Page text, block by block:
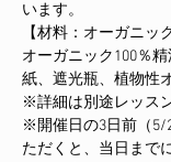
います。
【材料：オーガニッ
オーガニック100％
紙、遮光瓶、植物性
※詳細は別途レッス
※開催日の3日前（5/
ただくと、当日まで